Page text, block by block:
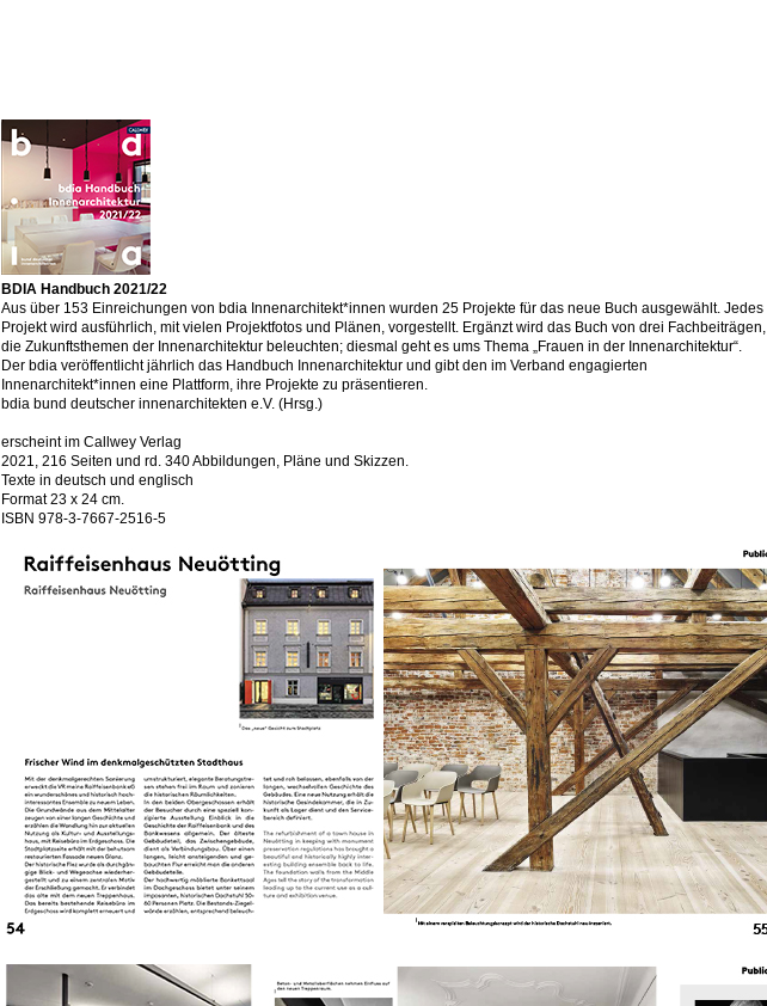
BDIA Handbuch 2021/22
Aus über 153 Einreichungen von bdia Innenarchitekt*innen wurden 25 Projekte für das neue Buch ausgewählt. Jedes
Projekt wird ausführlich, mit vielen Projektfotos und Plänen, vorgestellt. Ergänzt wird das Buch von drei Fachbeiträgen,
die Zukunftsthemen der Innenarchitektur beleuchten; diesmal geht es ums Thema „Frauen in der Innenarchitektur“.
Der bdia veröffentlicht jährlich das Handbuch Innenarchitektur und gibt den im Verband engagierten
Innenarchitekt*innen eine Plattform, ihre Projekte zu präsentieren.
bdia bund deutscher innenarchitekten e.V. (Hrsg.)
erscheint im Callwey Verlag
2021, 216 Seiten und rd. 340 Abbildungen, Pläne und Skizzen.
Texte in deutsch und englisch
Format 23 x 24 cm.
ISBN 978-3-7667-2516-5